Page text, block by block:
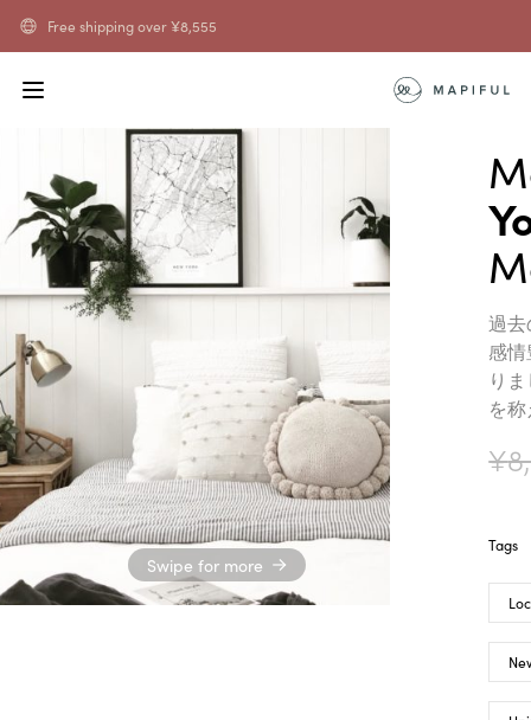
Free shipping over¥8,555
Swipe for more
過
感
り
を
¥
Tags